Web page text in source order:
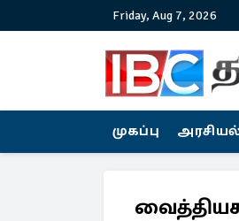
Friday, Aug 7, 2026
முகப்பு